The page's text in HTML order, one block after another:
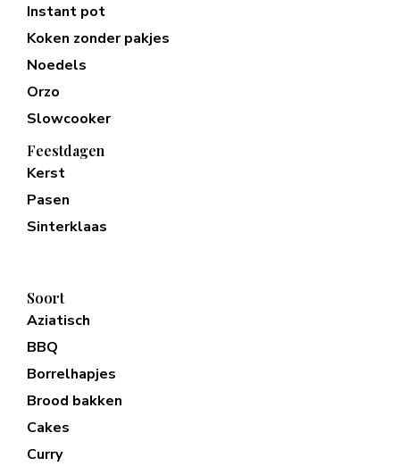
Instant pot
Koken zonder pakjes
Noedels
Orzo
Slowcooker
Feestdagen
Kerst
Pasen
Sinterklaas
Soort
Aziatisch
BBQ
Borrelhapjes
Brood bakken
Cakes
Curry